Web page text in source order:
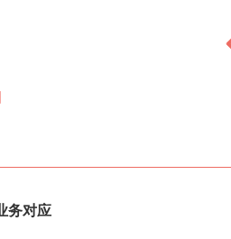
务对应